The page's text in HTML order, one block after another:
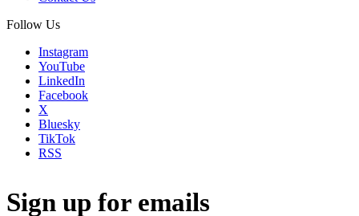
Follow Us
Instagram
YouTube
LinkedIn
Facebook
X
Bluesky
TikTok
RSS
Sign up for emails